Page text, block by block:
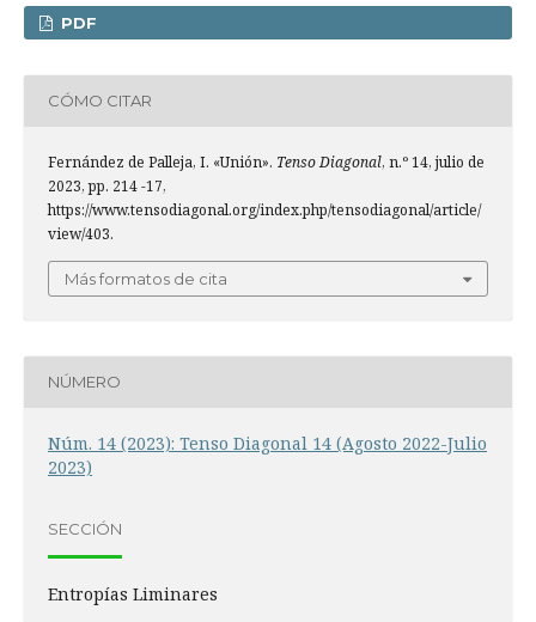
PDF
CÓMO CITAR
Fernández de Palleja, I. «Unión». Tenso Diagonal, n.º 14, julio de
2023, pp. 214 -17,
https://www.tensodiagonal.org/index.php/tensodiagonal/article/
view/403.
Más formatos de cita
NÚMERO
Núm. 14 (2023): Tenso Diagonal 14 (Agosto 2022-Julio
2023)
SECCIÓN
Entropías Liminares